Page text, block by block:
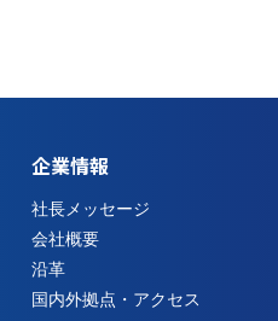
企業情報
社長メッセージ
会社概要
沿革
国内外拠点・アクセス